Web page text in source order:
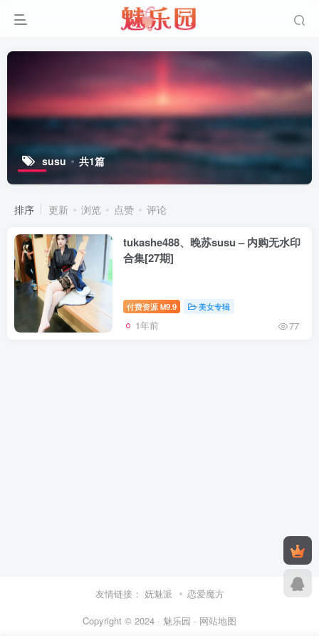
susu 共1篇
排序 更新 浏览 点赞 评论
tukashe488、晚苏susu – 内购无水印
合集[27期]
付费资源 M9.9 美女专辑
1年前 77
友情链接： 妩魅派
恋爱魔方
Copyright © 2024 · 魅乐园 · 网站地图